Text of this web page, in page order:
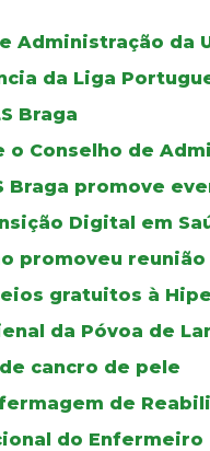
Administração da
da Liga
Braga
Conselho de
Braga promove
Digital em
promoveu
gratuitos à
da Póvoa de
cancro de pele
de
do Enfermeiro